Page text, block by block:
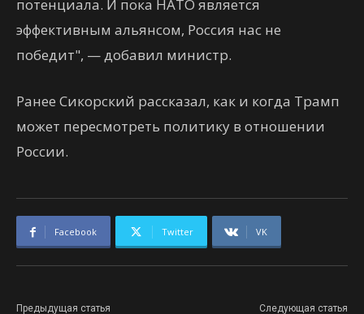
потенциала. И пока НАТО является
эффективным альянсом, Россия нас не
победит", — добавил министр.
Ранее Сикорский рассказал, как и когда Трамп
может пересмотреть политику в отношении
России.
Facebook Twitter VK
Предыдущая статья Следующая статья